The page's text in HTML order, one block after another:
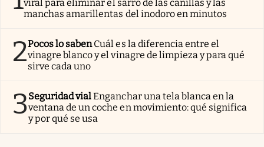
viral para eliminar el sarro de las canillas y las
manchas amarillentas del inodoro en minutos
2Pocos lo sabenCuál es la diferencia entre el
vinagre blanco y el vinagre de limpieza y para qué
sirve cada uno
3Seguridad vialEnganchar una tela blanca en la
ventana de un coche en movimiento: qué significa
y por qué se usa